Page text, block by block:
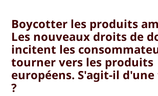
Boycotter les produits
Les nouveaux droits de
incitent les
tourner vers les produits
européens. S'agit-il
?